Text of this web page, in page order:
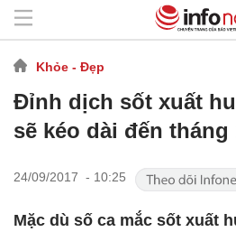
Khỏe - Đẹp
Đỉnh dịch sốt xuất
sẽ kéo dài đến tháng
24/09/2017 - 10:25
Mặc dù số ca mắc sốt xuất